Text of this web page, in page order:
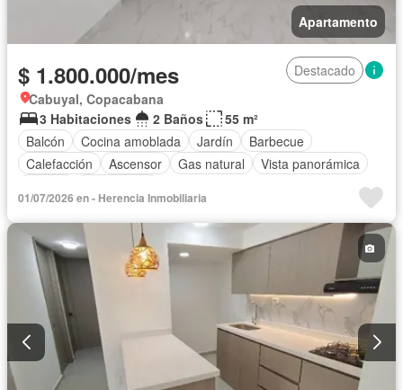
Apartamento
$ 1.800.000/mes
Destacado
Cabuyal, Copacabana
3 Habitaciones
2 Baños
55 m²
Balcón
Cocina amoblada Jardín
Barbecue
Calefacción
Ascensor Gas natural
Vista panorámica
01/07/2026 en - Herencia Inmobiliaria